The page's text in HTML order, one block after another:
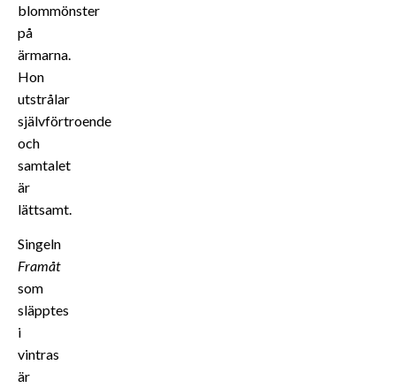
blommönster
på
ärmarna.
Hon
utstrålar
självförtroende
och
samtalet
är
lättsamt.
Singeln
Framåt
som
släpptes
i
vintras
är